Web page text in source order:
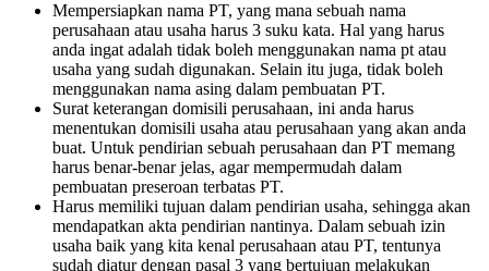
Mempersiapkan nama PT, yang mana sebuah nama
perusahaan atau usaha harus 3 suku kata. Hal yang harus
anda ingat adalah tidak boleh menggunakan nama pt atau
usaha yang sudah digunakan. Selain itu juga, tidak boleh
menggunakan nama asing dalam pembuatan PT.
Surat keterangan domisili perusahaan, ini anda harus
menentukan domisili usaha atau perusahaan yang akan anda
buat. Untuk pendirian sebuah perusahaan dan PT memang
harus benar-benar jelas, agar mempermudah dalam
pembuatan preseroan terbatas PT.
Harus memiliki tujuan dalam pendirian usaha, sehingga akan
mendapatkan akta pendirian nantinya. Dalam sebuah izin
usaha baik yang kita kenal perusahaan atau PT, tentunya
sudah diatur dengan pasal 3 yang bertujuan melakukan